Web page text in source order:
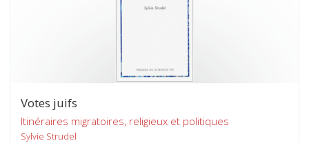
Votes juifs
Itinéraires migratoires, religieux et politiques
Sylvie Strudel